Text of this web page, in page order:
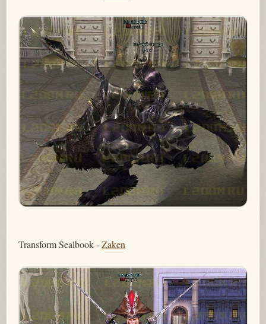
Transform Sealbook -Zaken